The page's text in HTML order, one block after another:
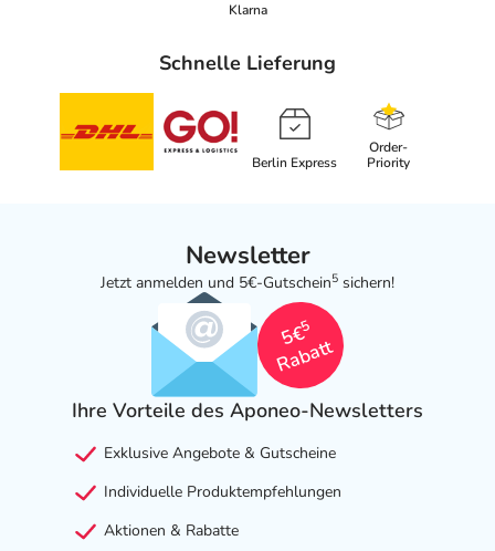
Klarna
Schnelle Lieferung
Berlin Express
Order-
Priority
Newsletter
Jetzt anmelden und 5€-Gutschein5 sichern!
5€
5
Rabatt
Ihre Vorteile des Aponeo-Newsletters
Exklusive Angebote & Gutscheine
Individuelle Produktempfehlungen
Aktionen & Rabatte